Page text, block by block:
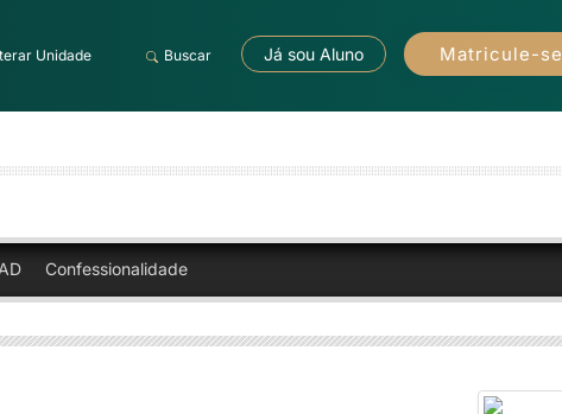
Unidade Buscar Já sou Aluno Matricule-se
Confessionalidade